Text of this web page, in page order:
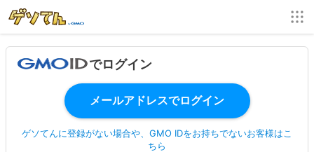
でログイン
ゲソてんに登録がない場合や、GMO IDをお持ちでないお客様はこ
ちら